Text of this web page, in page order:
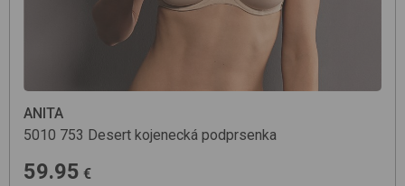
ANITA
5010 753 Desert kojenecká podprsenka
59.95 €